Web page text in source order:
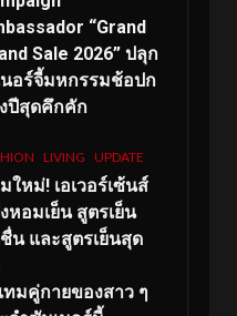
“Grand
Sale 2026” ปลุก
นอร์จี้มหกรรมช้อปก
ปีสุดคึกคัก
LIVING UPDATE
ใหม่! เอเวอร์เซ้นส์
หอมเย็น สูตรเย็น
น และสูตรเย็นสุด
ทมคู่กายของสาว ๆ